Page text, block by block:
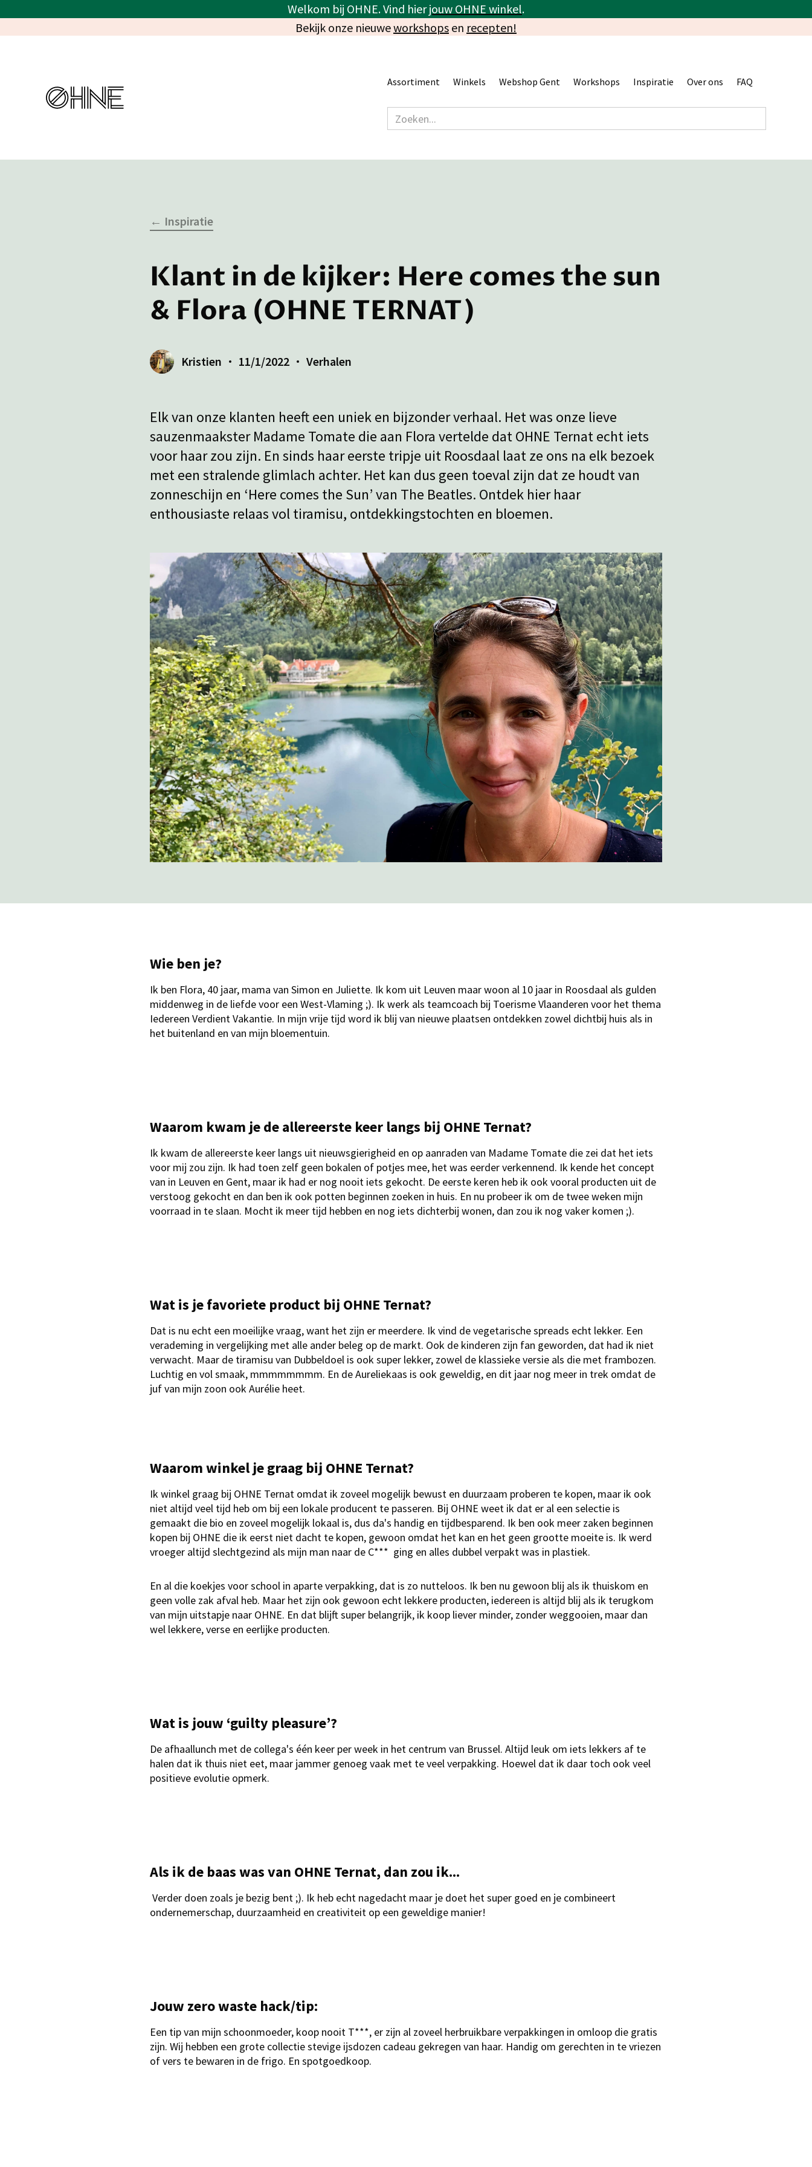
Welkom bij OHNE. Vind hierjouw OHNE winkel.
Bekijk onze nieuweworkshops en recepten!
Assortiment Winkels Webshop Gent Workshops Inspiratie Over ons FAQ
← Inspiratie
Klant in de kijker: Here comes the sun
& Flora (OHNE TERNAT)
Kristien 11/1/2022 Verhalen
Elk van onze klanten heeft een uniek en bijzonder verhaal. Het was onze lieve
sauzenmaakster Madame Tomate die aan Flora vertelde dat OHNE Ternat echt iets
voor haar zou zijn. En sinds haar eerste tripje uit Roosdaal laat ze ons na elk bezoek
met een stralende glimlach achter. Het kan dus geen toeval zijn dat ze houdt van
zonneschijn en ‘Here comes the Sun’ van The Beatles. Ontdek hier haar
enthousiaste relaas vol tiramisu, ontdekkingstochten en bloemen.
Wie ben je?
Ik ben Flora, 40 jaar, mama van Simon en Juliette. Ik kom uit Leuven maar woon al 10 jaar in Roosdaal als gulden
middenweg in de liefde voor een West-Vlaming ;). Ik werk als teamcoach bij Toerisme Vlaanderen voor het thema
Iedereen Verdient Vakantie. In mijn vrije tijd word ik blij van nieuwe plaatsen ontdekken zowel dichtbij huis als in
het buitenland en van mijn bloementuin.
Waarom kwam je de allereerste keer langs bij OHNE Ternat?
Ik kwam de allereerste keer langs uit nieuwsgierigheid en op aanraden van Madame Tomate die zei dat het iets
voor mij zou zijn. Ik had toen zelf geen bokalen of potjes mee, het was eerder verkennend. Ik kende het concept
van in Leuven en Gent, maar ik had er nog nooit iets gekocht. De eerste keren heb ik ook vooral producten uit de
verstoog gekocht en dan ben ik ook potten beginnen zoeken in huis. En nu probeer ik om de twee weken mijn
voorraad in te slaan. Mocht ik meer tijd hebben en nog iets dichterbij wonen, dan zou ik nog vaker komen ;).
Wat is je favoriete product bij OHNE Ternat?
Dat is nu echt een moeilijke vraag, want het zijn er meerdere. Ik vind de vegetarische spreads echt lekker. Een
verademing in vergelijking met alle ander beleg op de markt. Ook de kinderen zijn fan geworden, dat had ik niet
verwacht. Maar de tiramisu van Dubbeldoel is ook super lekker, zowel de klassieke versie als die met frambozen.
Luchtig en vol smaak, mmmmmmmm. En de Aureliekaas is ook geweldig, en dit jaar nog meer in trek omdat de
juf van mijn zoon ook Aurélie heet.
Waarom winkel je graag bij OHNE Ternat?
Ik winkel graag bij OHNE Ternat omdat ik zoveel mogelijk bewust en duurzaam proberen te kopen, maar ik ook
niet altijd veel tijd heb om bij een lokale producent te passeren. Bij OHNE weet ik dat er al een selectie is
gemaakt die bio en zoveel mogelijk lokaal is, dus da's handig en tijdbesparend. Ik ben ook meer zaken beginnen
kopen bij OHNE die ik eerst niet dacht te kopen, gewoon omdat het kan en het geen grootte moeite is. Ik werd
vroeger altijd slechtgezind als mijn man naar de C*** ging en alles dubbel verpakt was in plastiek.
En al die koekjes voor school in aparte verpakking, dat is zo nutteloos. Ik ben nu gewoon blij als ik thuiskom en
geen volle zak afval heb. Maar het zijn ook gewoon echt lekkere producten, iedereen is altijd blij als ik terugkom
van mijn uitstapje naar OHNE. En dat blijft super belangrijk, ik koop liever minder, zonder weggooien, maar dan
wel lekkere, verse en eerlijke producten.
Wat is jouw ‘guilty pleasure’?
De afhaallunch met de collega's één keer per week in het centrum van Brussel. Altijd leuk om iets lekkers af te
halen dat ik thuis niet eet, maar jammer genoeg vaak met te veel verpakking. Hoewel dat ik daar toch ook veel
positieve evolutie opmerk.
Als ik de baas was van OHNE Ternat, dan zou ik...
Verder doen zoals je bezig bent ;). Ik heb echt nagedacht maar je doet het super goed en je combineert
ondernemerschap, duurzaamheid en creativiteit op een geweldige manier!
Jouw zero waste hack/tip:
Een tip van mijn schoonmoeder, koop nooit T***, er zijn al zoveel herbruikbare verpakkingen in omloop die gratis
zijn. Wij hebben een grote collectie stevige ijsdozen cadeau gekregen van haar. Handig om gerechten in te vriezen
of vers te bewaren in de frigo. En spotgoedkoop.